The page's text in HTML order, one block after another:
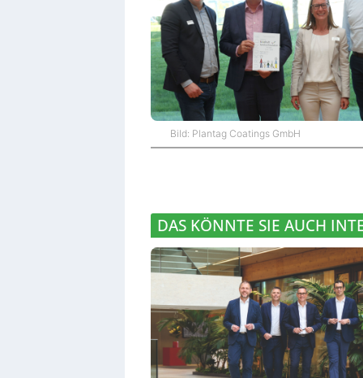
Bild: Plantag Coatings GmbH
DAS KÖNNTE SIE AUCH